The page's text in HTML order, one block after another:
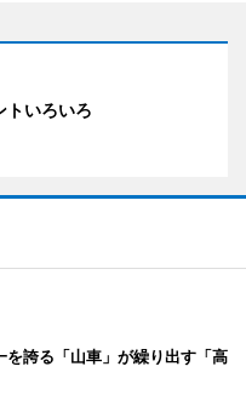
トいろいろ
を誇る「山車」が繰り出す「高